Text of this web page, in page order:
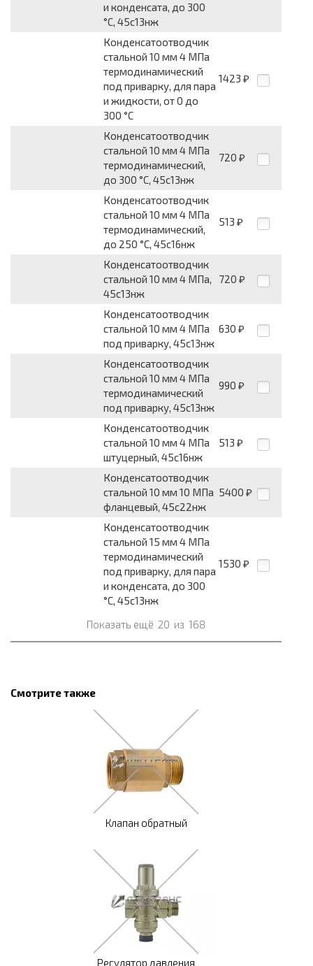
и конденсата, до 300
°С, 45с13нж
Конденсатоотводчик
стальной 10 мм 4 МПа
термодинамический
под приварку, для пара
и жидкости, от 0 до
300 °С
1423 ₽
Конденсатоотводчик
стальной 10 мм 4 МПа
термодинамический,
до 300 °С, 45с13нж
720 ₽
Конденсатоотводчик
стальной 10 мм 4 МПа
термодинамический,
до 250 °С, 45с16нж
513 ₽
Конденсатоотводчик
стальной 10 мм 4 МПа,
45с13нж
720 ₽
Конденсатоотводчик
стальной 10 мм 4 МПа
под приварку, 45с13нж
630 ₽
Конденсатоотводчик
стальной 10 мм 4 МПа
термодинамический
под приварку, 45с13нж
990 ₽
Конденсатоотводчик
стальной 10 мм 4 МПа
штуцерный, 45с16нж
513 ₽
Конденсатоотводчик
стальной 10 мм 10 МПа
фланцевый, 45с22нж
5400 ₽
Конденсатоотводчик
стальной 15 мм 4 МПа
термодинамический
под приварку, для пара
и конденсата, до 300
°С, 45с13нж
1530 ₽
Показать ещё 20 из 168
Смотрите также
Клапан обратный
Регулятор давления